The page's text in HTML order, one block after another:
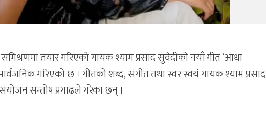
तयार गरिएको गायक श्याम प्रसाद सुवेदीको नयाँ गीत ‘आधा
गरिएको छ । गीतको शब्द, संगीत तथा स्वर स्वयं गायक श्याम प्रसाद
सन्तोष प्रगाढले गरेका छन् ।